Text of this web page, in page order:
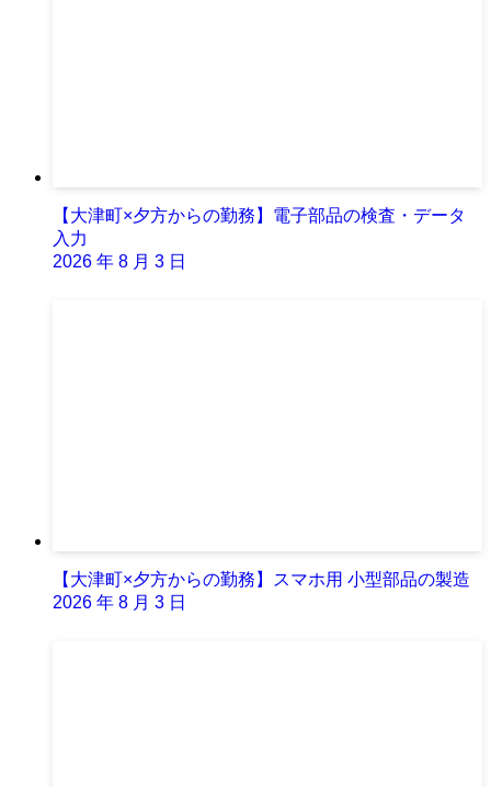
【大津町×夕方からの勤務】電子部品の検査・データ
入力
2026 年 8 月 3 日
【大津町×夕方からの勤務】スマホ用 小型部品の製造
2026 年 8 月 3 日